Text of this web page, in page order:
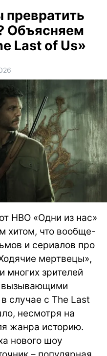
превратить
Объясняем
Last of Us»
HBO «Одни из нас»
хитом, что вообще-
и сериалов про
мертвецы»,
многих зрителей
вызывающими
случае с The Last
несмотря на
жанра историю.
нового шоу